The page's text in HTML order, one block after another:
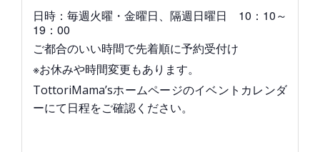
日時：毎週火曜・金曜日、隔週日曜日 10：10～
19：00
ご都合のいい時間で先着順に予約受付け
※お休みや時間変更もあります。
TottoriMama’sホームページのイベントカレンダ
ーにて日程をご確認ください。